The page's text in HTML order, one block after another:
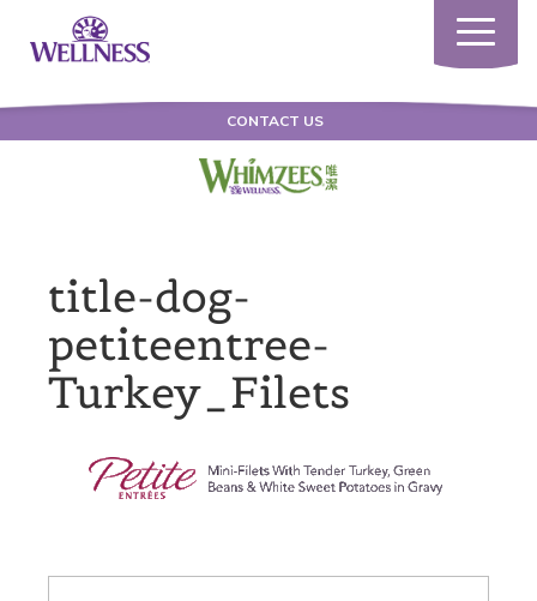
Toggle
CONTACT US
title-dog-
petiteentree-
Turkey_Filets